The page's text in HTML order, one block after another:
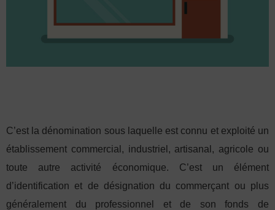
C’est la dénomination sous laquelle est connu et exploité un
établissement commercial, industriel, artisanal, agricole ou
toute autre activité économique. C’est un élément
d’identification et de désignation du commerçant ou plus
généralement du professionnel et de son fonds de